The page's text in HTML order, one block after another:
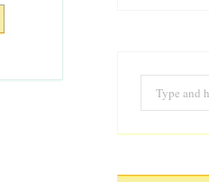
Search
for: